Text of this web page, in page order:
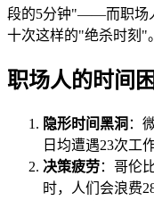
段的5分钟"——而职场
十次这样的"绝杀时刻"。
职场人的时间
隐形时间黑洞 ：
日均遭遇23次工
决策疲劳：哥伦
时，人们会浪费